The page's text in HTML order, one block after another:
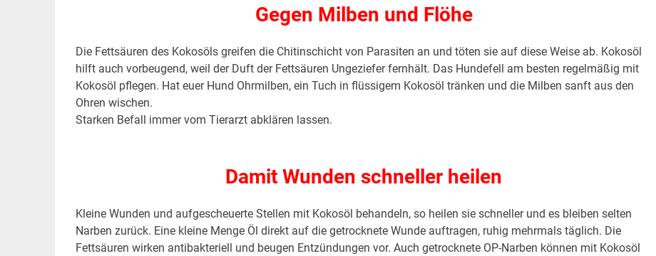
Gegen Milben und Flöhe
Die Fettsäuren des Kokosöls greifen die Chitinschicht von Parasiten an und töten sie auf diese Weise ab. Kokosöl
hilft auch vorbeugend, weil der Duft der Fettsäuren Ungeziefer fernhält. Das Hundefell am besten regelmäßig mit
Kokosöl pflegen. Hat euer Hund Ohrmilben, ein Tuch in flüssigem Kokosöl tränken und die Milben sanft aus den
Ohren wischen.
Starken Befall immer vom Tierarzt abklären lassen.
Damit Wunden schneller heilen
Kleine Wunden und aufgescheuerte Stellen mit Kokosöl behandeln, so heilen sie schnellerund es bleiben selten
Narben zurück. Eine kleine Menge Öl direkt auf die getrocknete Wunde auftragen, ruhig mehrmals täglich. Die
Fettsäuren wirken antibakteriell und beugen Entzündungen vor. Auch getrocknete OP-Narben können mit Kokosöl